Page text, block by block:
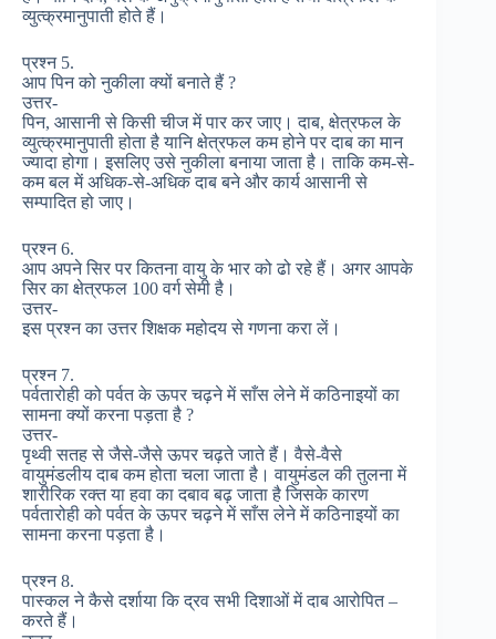
व्युत्क्रमानुपाती होते हैं।
प्रश्न 5.
आप पिन को नुकीला क्यों बनाते हैं ?
उत्तर-
पिन, आसानी से किसी चीज में पार कर जाए। दाब, क्षेत्रफल के
व्युत्क्रमानुपाती होता है यानि क्षेत्रफल कम होने पर दाब का मान
ज्यादा होगा। इसलिए उसे नुकीला बनाया जाता है। ताकि कम-से-
कम बल में अधिक-से-अधिक दाब बने और कार्य आसानी से
सम्पादित हो जाए।
प्रश्न 6.
आप अपने सिर पर कितना वायु के भार को ढो रहे हैं। अगर आपके
सिर का क्षेत्रफल 100 वर्ग सेमी है।
उत्तर-
इस प्रश्न का उत्तर शिक्षक महोदय से गणना करा लें।
प्रश्न 7.
पर्वतारोही को पर्वत के ऊपर चढ़ने में साँस लेने में कठिनाइयों का
सामना क्यों करना पड़ता है ?
उत्तर-
पृथ्वी सतह से जैसे-जैसे ऊपर चढ़ते जाते हैं। वैसे-वैसे
वायुमंडलीय दाब कम होता चला जाता है। वायुमंडल की तुलना में
शारीरिक रक्त या हवा का दबाव बढ़ जाता है जिसके कारण
पर्वतारोही को पर्वत के ऊपर चढ़ने में साँस लेने में कठिनाइयों का
सामना करना पड़ता है।
प्रश्न 8.
पास्कल ने कैसे दर्शाया कि द्रव सभी दिशाओं में दाब आरोपित –
करते हैं।